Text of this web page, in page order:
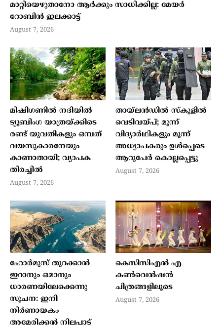
മാറ്റിയെഴുതാനോ ആർക്കും സാധിക്കില്ല: മേയർ
റോബിൻ ഇലക്കാട്ട്
August 7, 2026
മിഷിഗണില്‍ നദിയില്‍
ട്യൂബിംഗ യാത്രയ്ക്കിടെ
രണ്ട് യുവതികളും ഒമ്പത്
വയസുകാരനേയും
കാണാതായി; വ്യാപക
തിരച്ചില്‍
August 7, 2026
തായ്ലന്‍ഡില്‍ സ്‌കൂളില്‍
വെടിവയ്പ്; മൂന്ന്
വിദ്യാര്‍ഥികളും മൂന്ന്
അധ്യാപകരും ഉള്‍പ്പെടെ
ആറുപേര്‍ കൊല്ലപ്പെട്ടു
August 7, 2026
ഹോര്‍മുസ് തുറക്കാന്‍
ഇറാനും ഒമാനും
ധാരണയിലേക്കെന്നു
സൂചന: ഇനി
നിര്‍ണായകം
അമേരിക്കന്‍ നിലപാട്
കെസിസിഎൻ എ
കൺവെൻഷൻ
ചിത്രങ്ങളിലൂടെ
August 7, 2026